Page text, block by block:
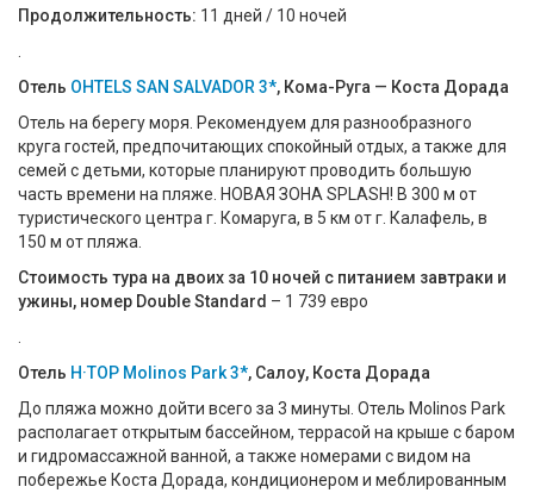
Продолжительность: 11 дней / 10 ночей
Отель OHTELS SAN SALVADOR 3*, Кома-Руга — Коста Дорада
Отель на берегу моря. Рекомендуем для разнообразного
круга гостей, предпочитающих спокойный отдых, а также для
семей с детьми, которые планируют проводить большую
часть времени на пляже. НОВАЯ ЗОНА SPLASH! В 300 м от
туристического центра г. Комаруга, в 5 км от г. Калафель, в
150 м от пляжа.
Стоимость тура на двоих за 10 ночей с питанием завтраки и
ужины, номер Double Standard – 1 739 евро
Отель H·TOP Molinos Park 3*, Салоу, Коста Дорада
До пляжа можно дойти всего за 3 минуты. Отель Molinos Park
располагает открытым бассейном, террасой на крыше с баром
и гидромассажной ванной, а также номерами с видом на
побережье Коста Дорада, кондиционером и меблированным